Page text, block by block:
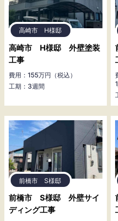
高崎市 H様邸
高崎市 H様邸 外壁塗装
工事
費用：155万円（税込）
工期：3週間
前橋市 S様邸
前橋市 S様邸 外壁サイ
ディング工事